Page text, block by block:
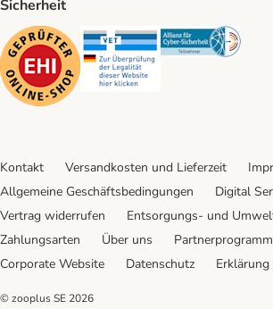
Sicherheit
Security Security
Kontakt Versandkosten und Lieferzeit
Allgemeine Geschäftsbedingungen
Digital
Vertrag widerrufen
Entsorgungs- und
Zahlungsarten
Über uns
Corporate Website
Datenschutz
© zooplus SE 2026